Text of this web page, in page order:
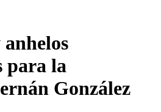
anhelos
para la
González